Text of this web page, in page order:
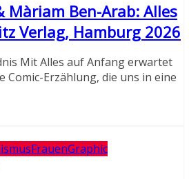
Màriam Ben-Arab: Alles
Verlag, Hamburg 2026
Mit Alles auf Anfang erwartet
Comic-Erzählung, die uns in eine
FrauenGraphic